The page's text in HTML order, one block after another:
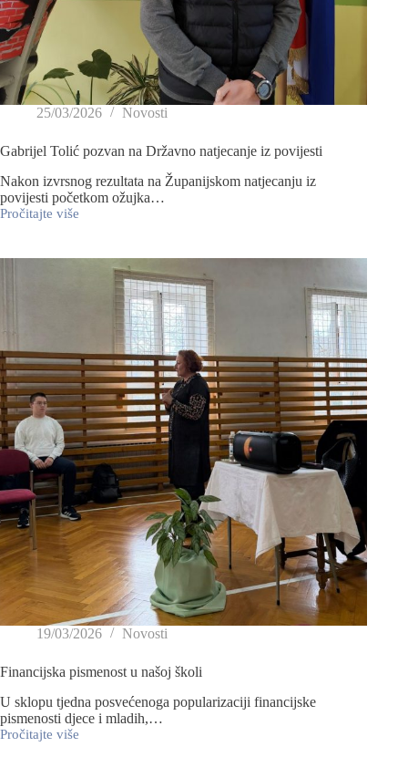
25/03/2026 Novosti
Gabrijel Tolić pozvan na Državno natjecanje iz povijesti
Nakon izvrsnog rezultata na Županijskom natjecanju iz
povijesti početkom ožujka…
Pročitajte više
19/03/2026 Novosti
Financijska pismenost u našoj školi
U sklopu tjedna posvećenoga popularizaciji financijske
pismenosti djece i mladih,…
Pročitajte više